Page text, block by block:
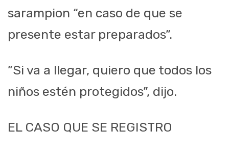
sarampion “en caso de que se
presente estar preparados”.
”Si va a llegar, quiero que todos los
niños estén protegidos”, dijo.
EL CASO QUE SE REGISTRO